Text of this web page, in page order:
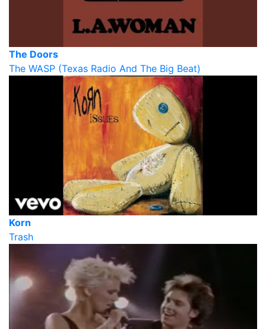
The Doors
The WASP (Texas Radio And The Big Beat)
Korn
Trash